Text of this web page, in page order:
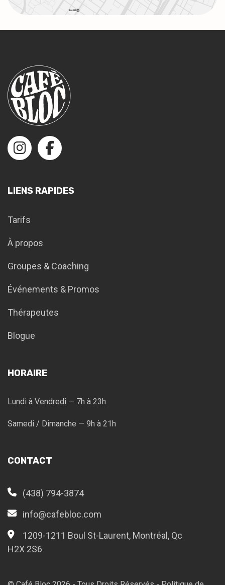
LIENS RAPIDES
Tarifs
À propos
Groupes & Coaching
Événements & Promos
Thérapeutes
Blogue
HORAIRE
Lundi à Vendredi — 7h à 23h
Samedi / Dimanche — 9h à 21h
CONTACT
(438) 794-3874
info@cafebloc.com
1209-1211 Boul St-Laurent, Montréal, Qc
H2X 2S6